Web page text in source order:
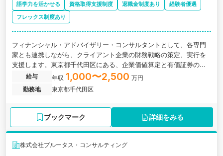
語学力を活かせる 資格取得支援制度 退職金制度あり
経験者優遇
フレックス制度あり
フィナンシャル・アドバイザリー・コンサルタントとして、各専門
家とも連携しながら、クライアント企業の財務戦略の策定、実行を
支援します。東京都千代田区にある、企業価値算定と有価証券の設
計・評価を中核とするコンサルティングファームの求人です。
給与 年収 1,000〜2,500 万円
勤務地
東京都千代田区
ブックマーク 詳細をみる
株式会社プルータス・コンサルティング